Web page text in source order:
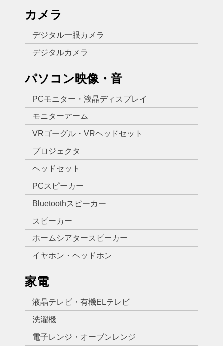
カメラ
デジタル一眼カメラ
デジタルカメラ
パソコン映像・音
PCモニター・液晶ディスプレイ
モニターアーム
VRゴーグル・VRヘッドセット
プロジェクタ
ヘッドセット
PCスピーカー
Bluetoothスピーカー
スピーカー
ホームシアタースピーカー
イヤホン・ヘッドホン
家電
液晶テレビ・有機ELテレビ
洗濯機
電子レンジ・オーブンレンジ